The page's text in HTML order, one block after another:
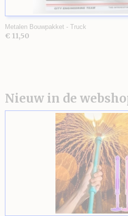
Metalen Bouwpakket - Truck
€ 11,50
Nieuw in de